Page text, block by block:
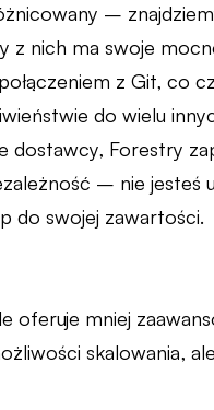
–
z nich ma swoje
z Git, co
do wielu
Forestry
– nie jesteś
do swojej zawartości.
oferuje mniej
skalowania,